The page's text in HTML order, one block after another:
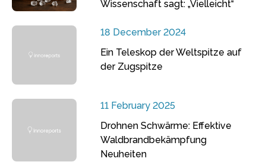
Wissenschaft sagt: „Vielleicht“
18 December 2024
Ein Teleskop der Weltspitze auf
der Zugspitze
11 February 2025
Drohnen Schwärme: Effektive
Waldbrandbekämpfung
Neuheiten